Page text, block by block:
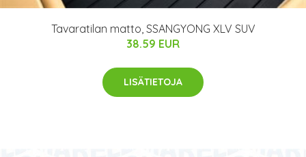
Tavaratilan matto, SSANGYONG XLV SUV
38.59 EUR
LISÄTIETOJA